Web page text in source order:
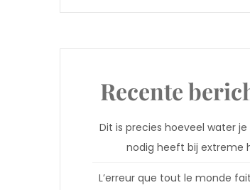
Recente
Dit is precies hoeveel water
nodig heeft bij extreme
L’erreur que tout le monde